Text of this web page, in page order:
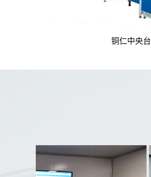
铜仁中央台